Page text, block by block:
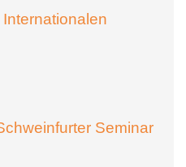
Seminar